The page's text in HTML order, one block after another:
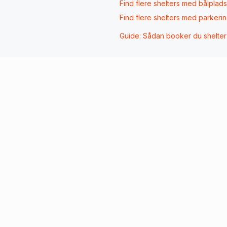
Find flere shelters med bålplads
Find flere shelters med
Guide: Sådan booker du